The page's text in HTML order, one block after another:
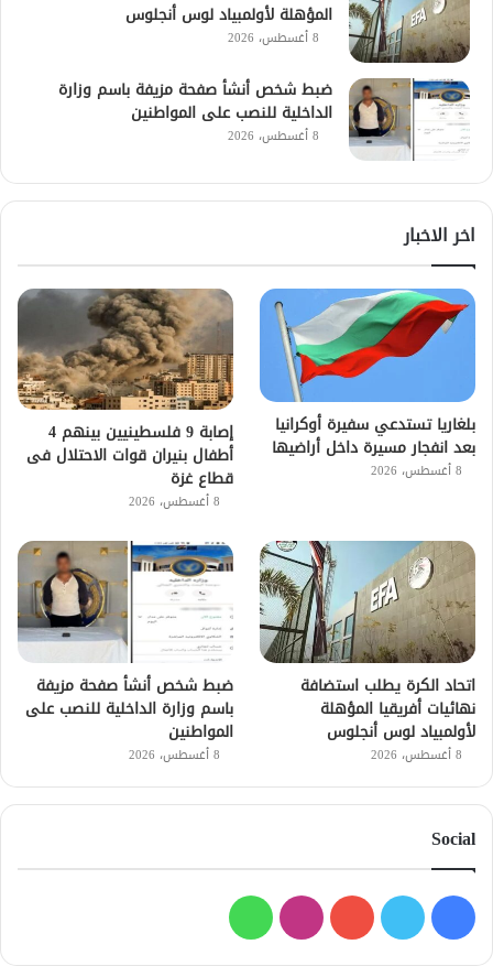
المؤهلة لأولمبياد لوس أنجلوس
8 أغسطس، 2026
ضبط شخص أنشأ صفحة مزيفة باسم وزارة
الداخلية للنصب على المواطنين
8 أغسطس، 2026
اخر الاخبار
بلغاريا تستدعي سفيرة أوكرانيا
بعد انفجار مسيرة داخل أراضيها
8 أغسطس، 2026
إصابة 9 فلسطينيين بينهم 4
أطفال بنيران قوات الاحتلال فى
قطاع غزة
8 أغسطس، 2026
اتحاد الكرة يطلب استضافة
نهائيات أفريقيا المؤهلة
لأولمبياد لوس أنجلوس
8 أغسطس، 2026
ضبط شخص أنشأ صفحة مزيفة
باسم وزارة الداخلية للنصب على
المواطنين
8 أغسطس، 2026
Social
فيسبوك
تويتر يوتيوبانستقرامواتساب